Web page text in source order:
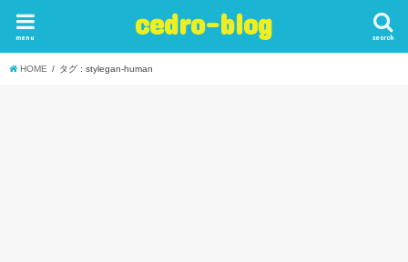
cedro-blog search
menu
HOME タグ : stylegan-human